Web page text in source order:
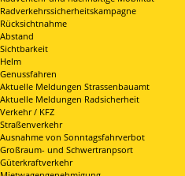
Radverkehrssicherheitskampagne
Rücksichtnahme
Abstand
Sichtbarkeit
Helm
Genussfahren
Aktuelle Meldungen Strassenbauamt
Aktuelle Meldungen Radsicherheit
Verkehr / KFZ
Straßenverkehr
Ausnahme von Sonntagsfahrverbot
Großraum- und Schwertranpsort
Güterkraftverkehr